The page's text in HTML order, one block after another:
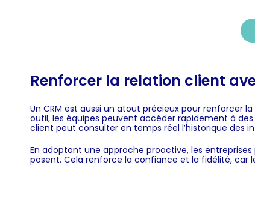
Renforcer la relation client
Un CRM est aussi un atout précieux pour renforcer
outil, les équipes peuvent accéder rapidement à
client peut consulter en temps réel l’historique des
En adoptant une approche proactive, les
posent. Cela renforce la confiance et la fidélité, car